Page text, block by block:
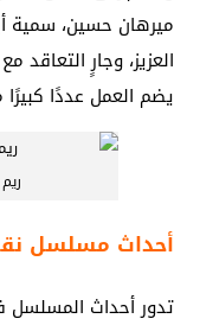
ميرهان حسين، سمية
العزيز، وجارٍ التعاقد
يضم العمل عددًا
أحداث مسلسل
تدور أحداث المسلسل